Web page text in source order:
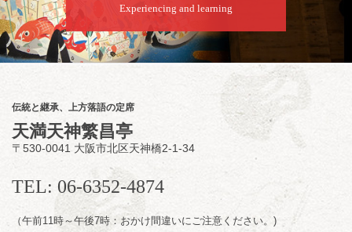
前売2,000円 当日2,500円
お問合せ：慶治朗落語会事務局 090-8126-
2020
★菟道亭配信あり
配信の
購入はこちらをクリック
8月11日（火）
昼席：番組案内
桂九寿玉／桂弥太郎／桂かい枝※／けんたと
ももえ（音曲漫才）※／笑福亭三喬／桂米平
Experiencing and learning
伝統と継承、上方落語の定席
天満天神繁昌亭
〒530-0041 大阪市北区天神橋2-1-34
TEL: 06-6352-4874
（午前11時～午後7時：おかけ間違いにご注意ください。)